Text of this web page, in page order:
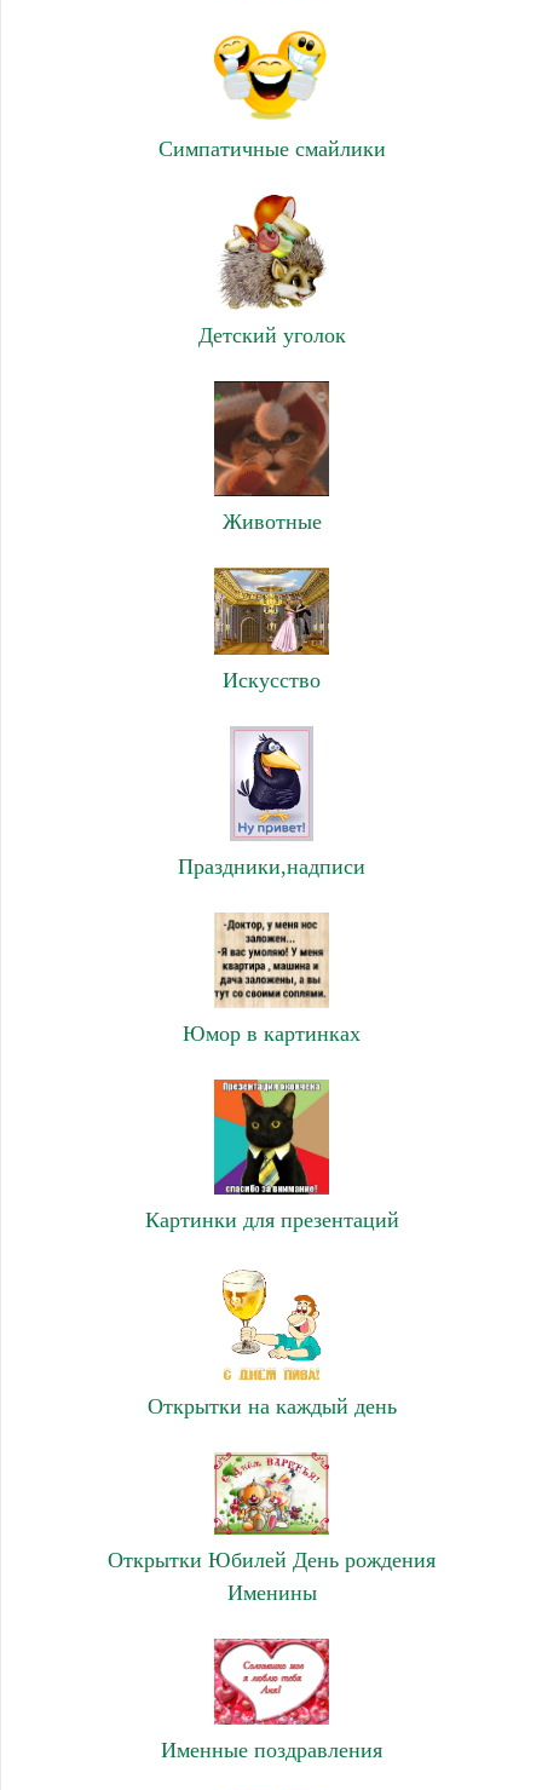
Симпатичные смайлики
Детский уголок
Животные
Искусство
Праздники,надписи
Юмор в картинках
Картинки для презентаций
Открытки на каждый день
Открытки Юбилей День рождения
Именины
Именные поздравления